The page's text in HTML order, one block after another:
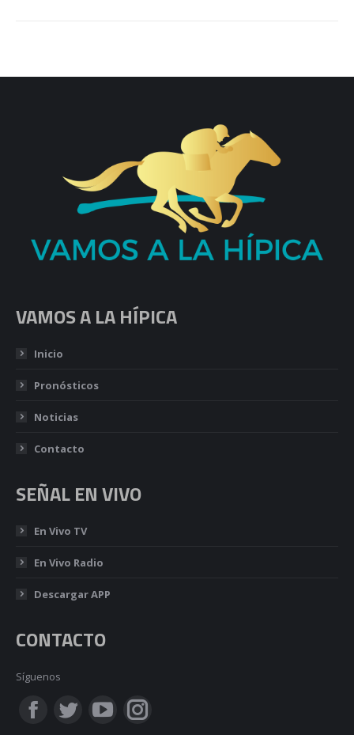
VAMOS A LA HÍPICA
Inicio
Pronósticos
Noticias
Contacto
SEÑAL EN VIVO
En Vivo TV
En Vivo Radio
Descargar APP
CONTACTO
Síguenos
Encuéntranos en:
FacebookTwitterYouTubeInstagram